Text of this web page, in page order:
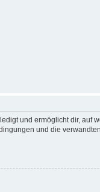
und ermöglicht dir, auf
und die